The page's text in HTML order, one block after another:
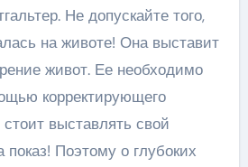
Не допускайте того,
на животе! Она выставит
живот. Ее необходимо
корректирующего
выставлять свой
Поэтому о глубоких